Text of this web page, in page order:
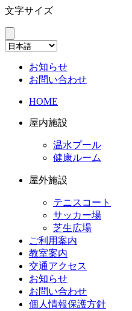
文字サイズ
お知らせ
お問い合わせ
HOME
屋内施設
温水プール
健康ルーム
屋外施設
テニスコート
サッカー場
芝生広場
ご利用案内
教室案内
交通アクセス
お知らせ
お問い合わせ
個人情報保護方針